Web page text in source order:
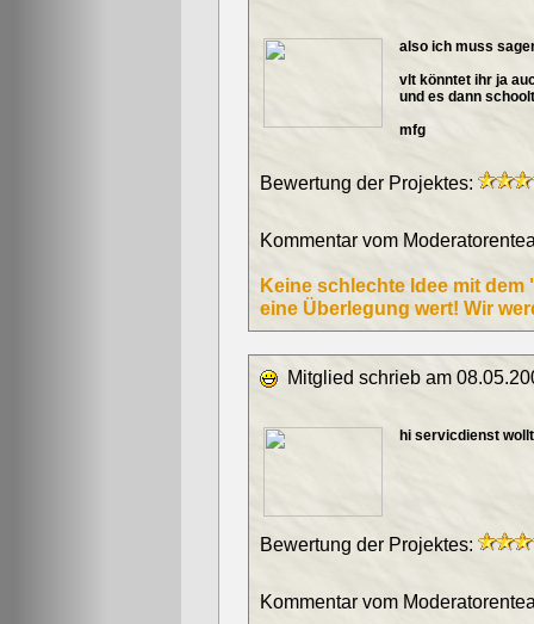
also ich muss
vlt könntet ihr ja
und es dann
mfg
Bewertung der Projektes:
Kommentar vom
Keine schlechte Idee mit
eine Überlegung wert! Wir
Mitglied schrieb am
hi servicdienst
Bewertung der Projektes:
Kommentar vom